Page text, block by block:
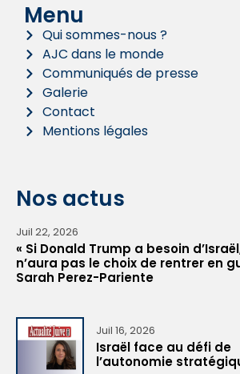
Menu
Qui sommes-nous ?
AJC dans le monde
Communiqués de presse
Galerie
Contact
Mentions légales
Nos actus
Juil 22, 2026
« Si Donald Trump a besoin
n’aura pas le choix de rentrer en
Sarah Perez-Pariente
Juil 16, 2026
Israël face au défi de
l’autonomie